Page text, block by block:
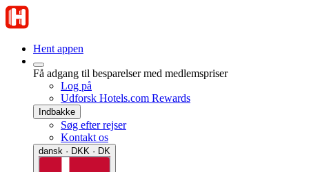
Hent appen
Få adgang til besparelser med medlemspriser
Log på
Udforsk Hotels.com Rewards
Indbakke
Søg efter rejser
Kontakt os
dansk · DKK · DK